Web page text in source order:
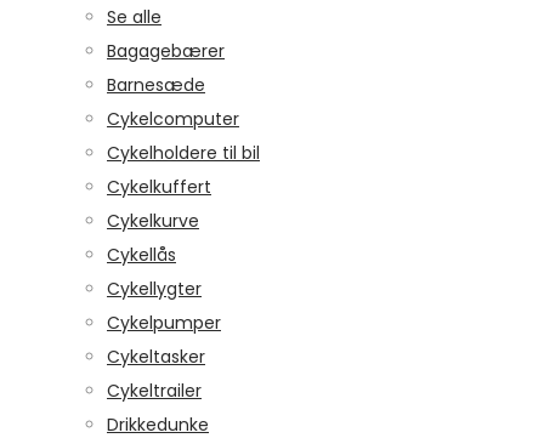
Se alle
Bagagebærer
Barnesæde
Cykelcomputer
Cykelholdere til bil
Cykelkuffert
Cykelkurve
Cykellås
Cykellygter
Cykelpumper
Cykeltasker
Cykeltrailer
Drikkedunke